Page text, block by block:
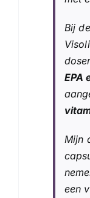
Bij
EPA
Mijn
een